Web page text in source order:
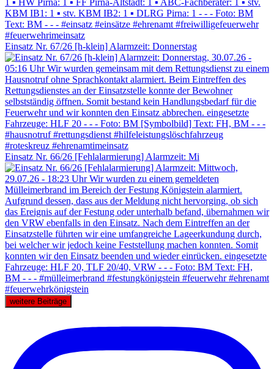
Einsatz Nr. 67/26 [h-klein] Alarmzeit: Donnerstag
Einsatz Nr. 66/26 [Fehlalarmierung] Alarmzeit: Mi
weitere Beiträge